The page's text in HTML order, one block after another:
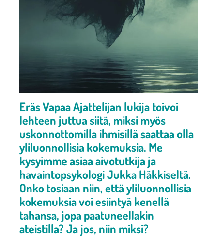
Eräs Vapaa Ajattelijan lukija toivoi
lehteen juttua siitä, miksi myös
uskonnottomilla ihmisillä saattaa olla
yliluonnollisia kokemuksia. Me
kysyimme asiaa aivotutkija ja
havaintopsykologi Jukka Häkkiseltä.
Onko tosiaan niin, että yliluonnollisia
kokemuksia voi esiintyä kenellä
tahansa, jopa paatuneellakin
ateistilla? Ja jos, niin miksi?